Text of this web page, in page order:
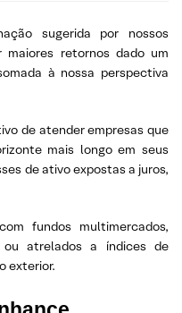
sugerida por nossos
retornos dado um
à nossa perspectiva
de atender empresas que
mais longo em seus
de ativo expostas a juros,
fundos multimercados,
atrelados a índices de
exterior.